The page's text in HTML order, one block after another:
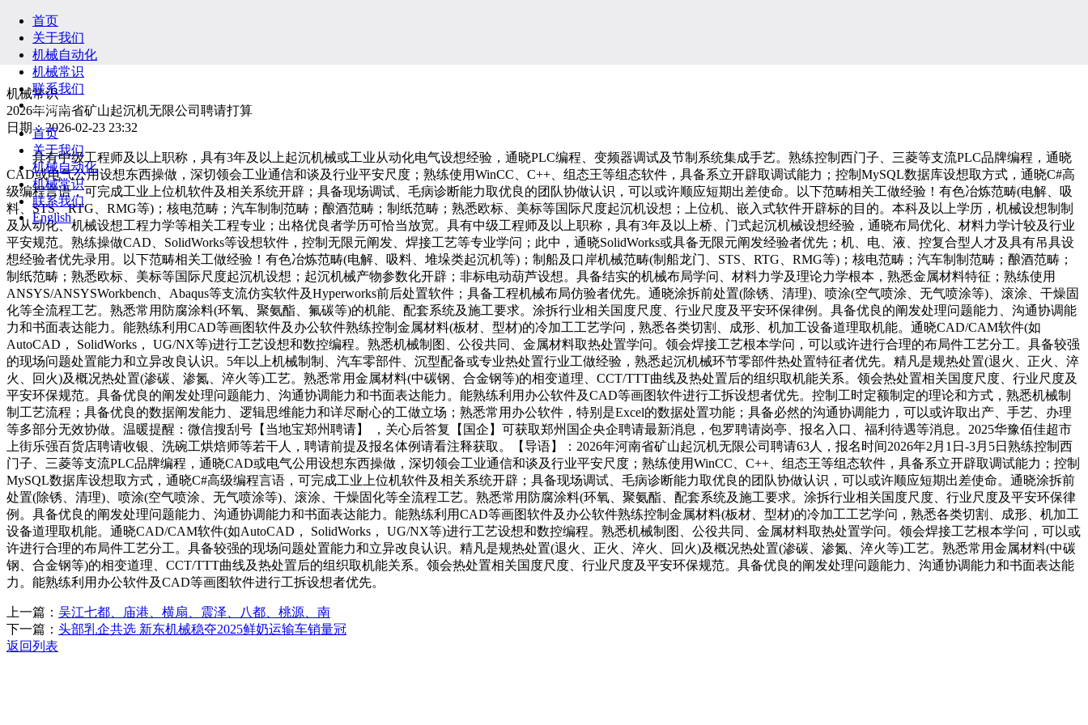
首页
关于我们
机械自动化
机械常识
联系我们
English
首页
关于我们
机械自动化
机械常识
联系我们
English
机械常识
2026年河南省矿山起沉机无限公司聘请打算
日期：2026-02-23 23:32
具有中级工程师及以上职称，具有3年及以上起沉机械或工业从动化电气设想经验，通晓PLC编程、变频器调试及节制系统集成手艺。熟练控制西门子、三菱等支流PLC品牌编程，通晓
CAD或电气公用设想东西操做，深切领会工业通信和谈及行业平安尺度；熟练使用WinCC、C++、组态王等组态软件，具备系立开辟取调试能力；控制MySQL数据库设想取方式，通晓C#高
级编程言语，可完成工业上位机软件及相关系统开辟；具备现场调试、毛病诊断能力取优良的团队协做认识，可以或许顺应短期出差使命。以下范畴相关工做经验！有色冶炼范畴(电解、吸
料、STS、RTG、RMG等)；核电范畴；汽车制制范畴；酿酒范畴；制纸范畴；熟悉欧标、美标等国际尺度起沉机设想；上位机、嵌入式软件开辟标的目的。本科及以上学历，机械设想制制
及从动化、机械设想工程力学等相关工程专业；出格优良者学历可恰当放宽。具有中级工程师及以上职称，具有3年及以上桥、门式起沉机械设想经验，通晓布局优化、材料力学计较及行业
平安规范。熟练操做CAD、SolidWorks等设想软件，控制无限元阐发、焊接工艺等专业学问；此中，通晓SolidWorks或具备无限元阐发经验者优先；机、电、液、控复合型人才及具有吊具设
想经验者优先录用。以下范畴相关工做经验！有色冶炼范畴(电解、吸料、堆垛类起沉机等)；制船及口岸机械范畴(制船龙门、STS、RTG、RMG等)；核电范畴；汽车制制范畴；酿酒范畴；
制纸范畴；熟悉欧标、美标等国际尺度起沉机设想；起沉机械产物参数化开辟；非标电动葫芦设想。具备结实的机械布局学问、材料力学及理论力学根本，熟悉金属材料特征；熟练使用
ANSYS/ANSYSWorkbench、Abaqus等支流仿实软件及Hyperworks前后处置软件；具备工程机械布局仿验者优先。通晓涂拆前处置(除锈、清理)、喷涂(空气喷涂、无气喷涂等)、滚涂、干燥固
化等全流程工艺。熟悉常用防腐涂料(环氧、聚氨酯、氟碳等)的机能、配套系统及施工要求。涂拆行业相关国度尺度、行业尺度及平安环保律例。具备优良的阐发处理问题能力、沟通协调能
力和书面表达能力。能熟练利用CAD等画图软件及办公软件熟练控制金属材料(板材、型材)的冷加工工艺学问，熟悉各类切割、成形、机加工设备道理取机能。通晓CAD/CAM软件(如
AutoCAD， SolidWorks， UG/NX等)进行工艺设想和数控编程。熟悉机械制图、公役共同、金属材料取热处置学问。领会焊接工艺根本学问，可以或许进行合理的布局件工艺分工。具备较强
的现场问题处置能力和立异改良认识。5年以上机械制制、汽车零部件、沉型配备或专业热处置行业工做经验，熟悉起沉机械环节零部件热处置特征者优先。精凡是规热处置(退火、正火、淬
火、回火)及概况热处置(渗碳、渗氮、淬火等)工艺。熟悉常用金属材料(中碳钢、合金钢等)的相变道理、CCT/TTT曲线及热处置后的组织取机能关系。领会热处置相关国度尺度、行业尺度及
平安环保规范。具备优良的阐发处理问题能力、沟通协调能力和书面表达能力。能熟练利用办公软件及CAD等画图软件进行工拆设想者优先。控制工时定额制定的理论和方式，熟悉机械制
制工艺流程；具备优良的数据阐发能力、逻辑思维能力和详尽耐心的工做立场；熟悉常用办公软件，特别是Excel的数据处置功能；具备必然的沟通协调能力，可以或许取出产、手艺、办理
等多部分无效协做。温暖提醒：微信搜刮号【当地宝郑州聘请】 ，关心后答复【国企】可获取郑州国企央企聘请最新消息，包罗聘请岗亭、报名入口、福利待遇等消息。2025华豫佰佳超市
上街乐强百货店聘请收银、洗碗工烘焙师等若干人，聘请前提及报名体例请看注释获取。【导语】：2026年河南省矿山起沉机无限公司聘请63人，报名时间2026年2月1日-3月5日熟练控制西
门子、三菱等支流PLC品牌编程，通晓CAD或电气公用设想东西操做，深切领会工业通信和谈及行业平安尺度；熟练使用WinCC、C++、组态王等组态软件，具备系立开辟取调试能力；控制
MySQL数据库设想取方式，通晓C#高级编程言语，可完成工业上位机软件及相关系统开辟；具备现场调试、毛病诊断能力取优良的团队协做认识，可以或许顺应短期出差使命。通晓涂拆前
处置(除锈、清理)、喷涂(空气喷涂、无气喷涂等)、滚涂、干燥固化等全流程工艺。熟悉常用防腐涂料(环氧、聚氨酯、配套系统及施工要求。涂拆行业相关国度尺度、行业尺度及平安环保律
例。具备优良的阐发处理问题能力、沟通协调能力和书面表达能力。能熟练利用CAD等画图软件及办公软件熟练控制金属材料(板材、型材)的冷加工工艺学问，熟悉各类切割、成形、机加工
设备道理取机能。通晓CAD/CAM软件(如AutoCAD， SolidWorks， UG/NX等)进行工艺设想和数控编程。熟悉机械制图、公役共同、金属材料取热处置学问。领会焊接工艺根本学问，可以或
许进行合理的布局件工艺分工。具备较强的现场问题处置能力和立异改良认识。精凡是规热处置(退火、正火、淬火、回火)及概况热处置(渗碳、渗氮、淬火等)工艺。熟悉常用金属材料(中碳
钢、合金钢等)的相变道理、CCT/TTT曲线及热处置后的组织取机能关系。领会热处置相关国度尺度、行业尺度及平安环保规范。具备优良的阐发处理问题能力、沟通协调能力和书面表达能
力。能熟练利用办公软件及CAD等画图软件进行工拆设想者优先。
上一篇： 吴江七都、庙港、横扇、震泽、八都、桃源、南
下一篇： 头部乳企共选 新东机械稳夺2025鲜奶运输车销量冠
返回列表